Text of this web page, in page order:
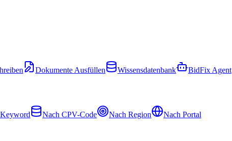
Dokumente Ausfüllen Wissensdatenbank BidFix Agent
Nach CPV-Code Nach Region Nach Portal